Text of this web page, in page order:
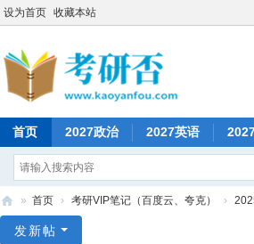
设为首页 收藏本站
首页 2027政治 2027英语
» 首页 › 考研VIP笔记（百度云、夸克） ›
发新帖